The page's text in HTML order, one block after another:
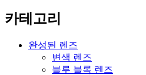
카테고리
완성된 렌즈
변색 렌즈
블루 블록 렌즈